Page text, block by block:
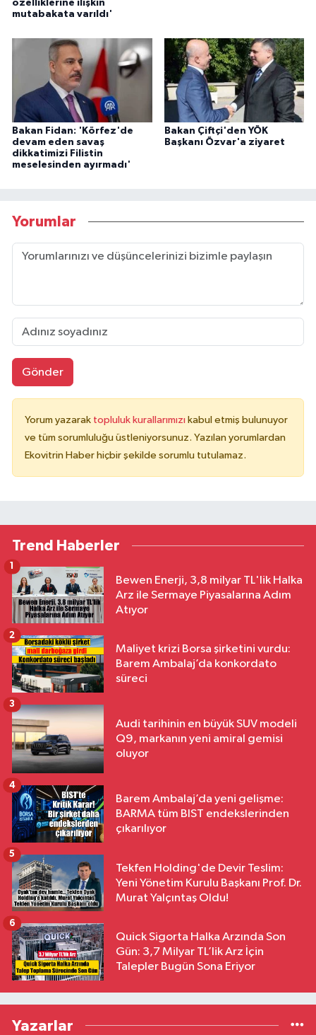
özelliklerine ilişkin
mutabakata varıldı'
Bakan Fidan: 'Körfez'de
devam eden savaş
dikkatimizi Filistin
meselesinden ayırmadı'
Bakan Çiftçi'den YÖK
Başkanı Özvar'a ziyaret
Yorumlar
Gönder
Yorum yazarak topluluk kurallarımızı kabul etmiş bulunuyor
ve tüm sorumluluğu üstleniyorsunuz. Yazılan yorumlardan
Ekovitrin Haber hiçbir şekilde sorumlu tutulamaz.
Trend Haberler
Bewen Enerji, 3,8 milyar TL'lik Halka
Arz ile Sermaye Piyasalarına Adım
Atıyor
1
Maliyet krizi Borsa şirketini vurdu:
Barem Ambalaj’da konkordato
süreci
2
Audi tarihinin en büyük SUV modeli
Q9, markanın yeni amiral gemisi
oluyor
3
Barem Ambalaj’da yeni gelişme:
BARMA tüm BIST endekslerinden
çıkarılıyor
4
Tekfen Holding'de Devir Teslim:
Yeni Yönetim Kurulu Başkanı Prof. Dr.
Murat Yalçıntaş Oldu!
5
Quick Sigorta Halka Arzında Son
Gün: 3,7 Milyar TL’lik Arz İçin
Talepler Bugün Sona Eriyor
6
Yazarlar